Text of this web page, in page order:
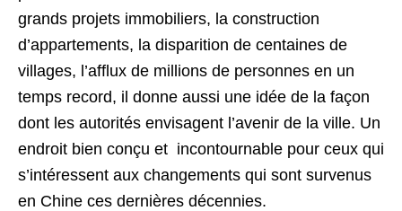
grands projets immobiliers, la construction
d’appartements, la disparition de centaines de
villages, l’afflux de millions de personnes en un
temps record, il donne aussi une idée de la façon
dont les autorités envisagent l’avenir de la ville. Un
endroit bien conçu et incontournable pour ceux qui
s’intéressent aux changements qui sont survenus
en Chine ces dernières décennies.